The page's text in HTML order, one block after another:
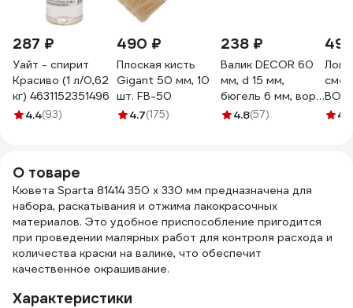
287 ₽
Уайт - спирит
Красиво (1 л/0,62
кг) 4631152351496
4.4(93)
490 ₽
Плоская кисть
Gigant 50 мм, 10
шт. FB-50
4.7(175)
238 ₽
Валик DECOR 60
мм, d 15 мм,
бюгель 6 мм, ворс
5 мм, велюр, ручка
4.8(57) 4.8
О товаре
Кювета Sparta 81414 350 х 330 мм предназначена для
набора, раскатывания и отжима лакокрасочных
материалов. Это удобное приспособление пригодится
при проведении малярных работ для контроля расхода и
количества краски на валике, что обеспечит
качественное окрашивание.
Характеристики